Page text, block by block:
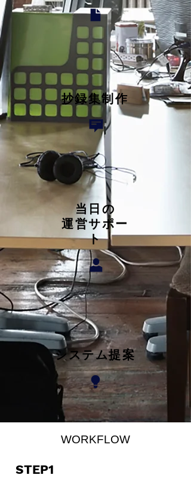
抄録集制作
当日の
運営サポー
ト
システム提案
​ WORKFLOW
STEP1